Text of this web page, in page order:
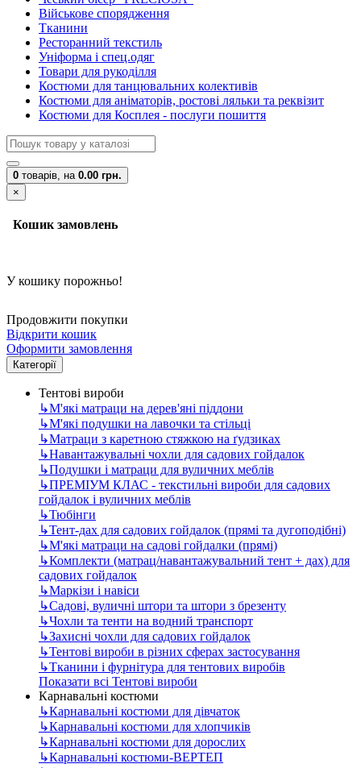
Військове спорядження
Тканини
Ресторанний текстиль
Уніформа і спец.одяг
Товари для рукоділля
Костюми для танцювальних колективів
Костюми для аніматорів, ростові ляльки та реквізит
Костюми для Косплея - послуги пошиття
0 товарів, на 0.00 грн.
×
Кошик замовлень
У кошику порожньо!
Продовжити покупки
Відкрити кошик
Оформити замовлення
Категорії
Тентові вироби
↳М'які матраци на дерев'яні піддони
↳М'які подушки на лавочки та стільці
↳Матраци з каретною стяжкою на ґудзиках
↳Навантажувальні чохли для садових гойдалок
↳Подушки і матраци для вуличних меблів
↳ПРЕМІУМ КЛАС - текстильні вироби для садових
гойдалок і вуличних меблів
↳Тюбінги
↳Тент-дах для садових гойдалок (прямі та дугоподібні)
↳М'які матраци на садові гойдалки (прямі)
↳Комплекти (матрац/навантажувальний тент + дах) для
садових гойдалок
↳Маркізи і навіси
↳Садові, вуличні штори та штори з брезенту
↳Чохли та тенти на водний транспорт
↳Захисні чохли для садових гойдалок
↳Тентові вироби в різних сферах застосування
↳Тканини і фурнітура для тентових виробів
Показати всі Тентові вироби
Карнавальні костюми
↳Карнавальні костюми для дівчаток
↳Карнавальні костюми для хлопчиків
↳Карнавальні костюми для дорослих
↳Карнавальні костюми-ВЕРТЕП